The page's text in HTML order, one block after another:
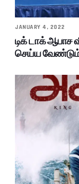
JANUARY 4, 2022
டிக் டாக்
செய்ய வேண்டும்